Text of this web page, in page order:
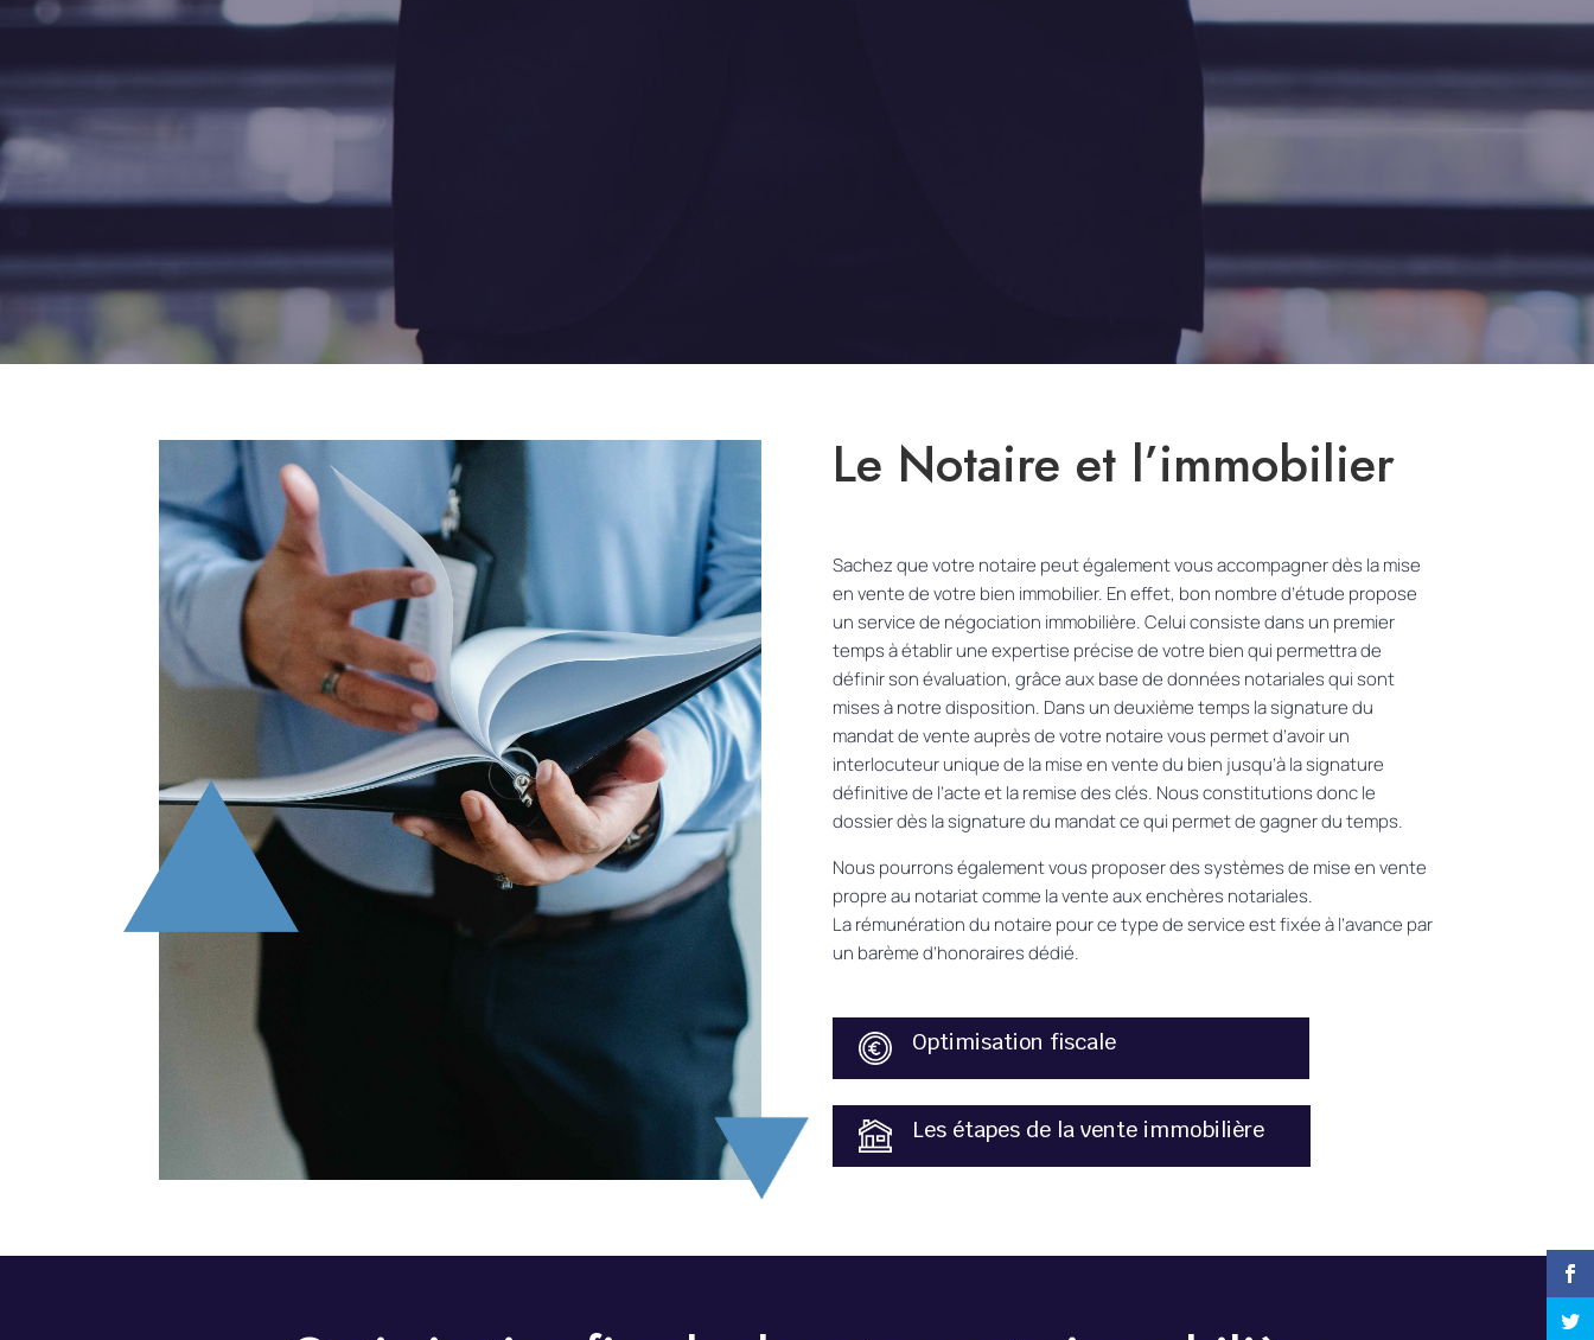
Le Notaire et l’immobilier
Sachez que votre notaire peut également vous accompagner dès la mise
en vente de votre bien immobilier. En effet, bon nombre d’étude propose
un service de négociation immobilière. Celui consiste dans un premier
temps à établir une expertise précise de votre bien qui permettra de
définir son évaluation, grâce aux base de données notariales qui sont
mises à notre disposition. Dans un deuxième temps la signature du
mandat de vente auprès de votre notaire vous permet d’avoir un
interlocuteur unique de la mise en vente du bien jusqu’à la signature
définitive de l’acte et la remise des clés. Nous constitutions donc le
dossier dès la signature du mandat ce qui permet de gagner du temps.
Nous pourrons également vous proposer des systèmes de mise en vente
propre au notariat comme la vente aux enchères notariales.
La rémunération du notaire pour ce type de service est fixée à l’avance par
un barème d’honoraires dédié.
Optimisation fiscale
Les étapes de la vente immobilière